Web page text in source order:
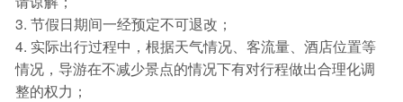
3. 节假日期间一经预定不可退改；
4. 实际出行过程中，根据天气情况、客流量、酒店位置等
情况，导游在不减少景点的情况下有对行程做出合理化调
整的权力；